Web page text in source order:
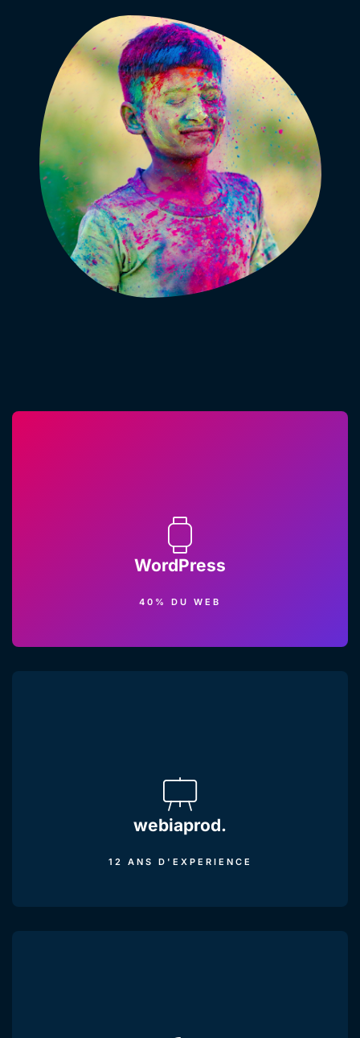
WordPress
40% DU WEB
webiaprod.
12 ANS D'EXPERIENCE